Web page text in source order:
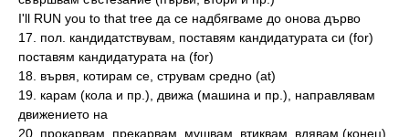
I'll RUN you to that tree да се надбягваме до онова дърво
17. пол. кандидатствувам, поставям кандидатурата си (for)
поставям кандидатурата на (for)
18. вървя, котирам се, струвам средно (at)
19. карам (кола и пр.), движа (машина и пр.), направлявам
движението на
20. прокарвам, прекарвам, мушвам, втиквам, вдявам (конец),